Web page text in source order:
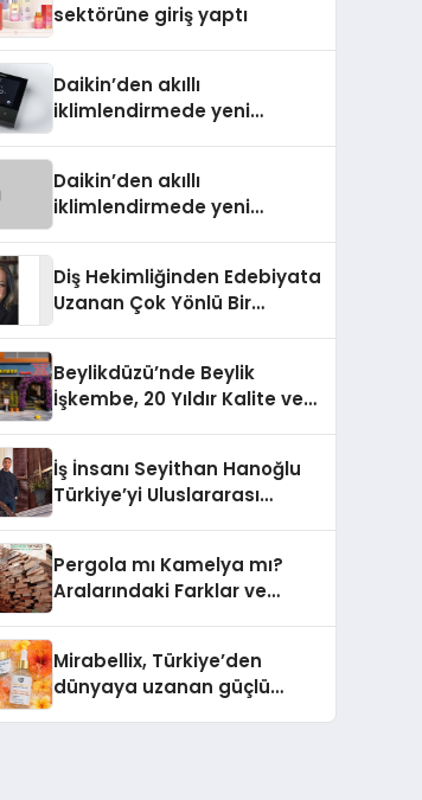
sektörüne giriş yaptı
Daikin’den akıllı
iklimlendirmede yeni
Daikin’den akıllı
iklimlendirmede yeni
Diş Hekimliğinden Edebiyata
Uzanan Çok Yönlü Bir
Beylikdüzü’nde Beylik
İşkembe, 20 Yıldır Kalite ve
İş İnsanı Seyithan Hanoğlu
Türkiye’yi Uluslararası
Pergola mı Kamelya mı?
Aralarındaki Farklar ve
Mirabellix, Türkiye’den
dünyaya uzanan güçlü